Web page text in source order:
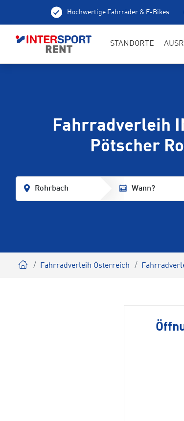
Hochwertige Fahrräder & E-Bikes
STANDORTE
Fahrradverleih
Pötscher
Rohrbach Wann?
Fahrradverleih Österreich